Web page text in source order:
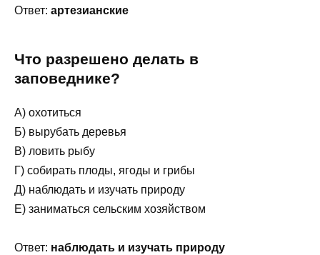
Ответ: артезианские
Что разрешено делать в
заповеднике?
А) охотиться
Б) вырубать деревья
В) ловить рыбу
Г) собирать плоды, ягоды и грибы
Д) наблюдать и изучать природу
Е) заниматься сельским хозяйством
Ответ: наблюдать и изучать природу